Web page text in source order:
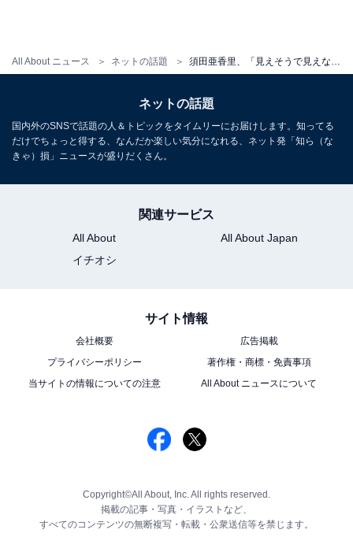
All About ニュース ネットの話題 須田亜香里、「見えそうで見えない」“ギリギリ”スカートで大胆に美脚を披露！ 「脚長くて綺麗」
ネットの話題
国内外のSNSで話題の人＆トピックをタイムリーにお届けします。知ってる
だけでちょっと得する、なんだか楽しい気分になれる、ネット発「知ら（な
きゃ）損」ニュースが盛りだくさん。
関連サービス
All About
All About Japan
イチオシ
サイト情報
会社概要
広告掲載
プライバシーポリシー
著作権・商標・免責事項
当サイトの情報についての注意
All About ニュースについて
Copyright©All About, Inc. All rights reserved.
掲載の記事・写真・イラストなど、
すべてのコンテンツの無断複写・転載・公衆送信等を禁じます。